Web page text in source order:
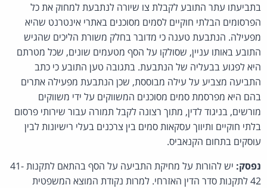
בתביעתו עתר התובע לקבלת צו שיורה לנתבעת למחוק את כל
הפרסומים הבלתי חוקיים לסמים מסוכנים באתרי אינטרנט שהיא
מפעילה. הנתבעת טענה כי מדובר בחלק משורת הליכים שהגיש
התובע באותו עניין, שסולקו על הסף מטעמים שונים, שכל מטרתם
היא לפגוע בבעליה של הנתבעת. בתגובה טען התובע כי כתב
התביעה מצביע על עילה מבוססת, שכן הנתבעת מפעילה אתרים
בהם היא מפרסמת סמים מסוכנים המשווקים על ידי משווקים
מורשים, בניגוד לדין, מתוך רצונה לקבל תמורה עבור שירותי פרסום
בלתי חוקיים ותיווך עסקאות סמים בין צרכנים בעלי רישיונות לבין
עוסקים בתחום הקנאביס.
נפסק:
יש להורות על מחיקת התביעה על הסף בהתאם לתקנות 41-
42 לתקנות סדר הדין האזרחי. למרות נקודת המוצא המשפטית